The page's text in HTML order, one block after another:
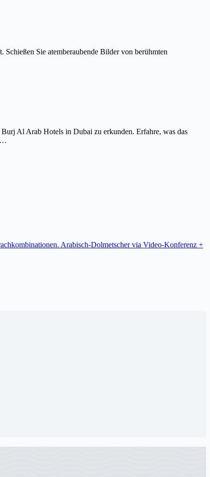
Sie atemberaubende Bilder von berühmten
Al Arab Hotels in Dubai zu erkunden. Erfahre, was das
Arabisch-Dolmetscher via Video-Konferenz +